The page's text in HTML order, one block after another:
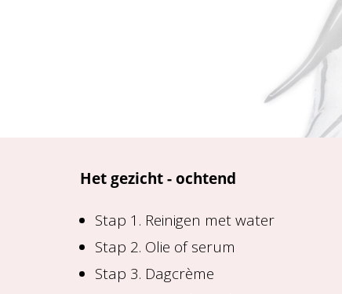
Het gezicht - ochtend
Stap 1. Reinigen met water
Stap 2. Olie of serum
Stap 3. Dagcrème